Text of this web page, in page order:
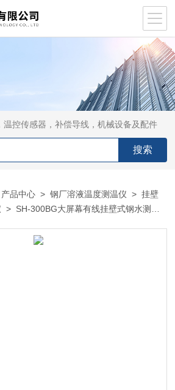
温控传感器，补偿导线，机械设备及配件
产品中心 >钢厂溶液温度测温仪 >挂壁
> SH-300BG大屏幕有线挂壁式钢水测温